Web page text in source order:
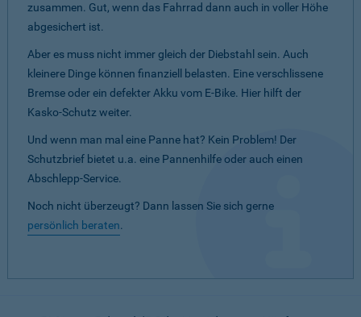
zusammen. Gut, wenn das Fahrrad dann auch in voller Höhe
abgesichert ist.
Aber es muss nicht immer gleich der Diebstahl sein. Auch
kleinere Dinge können finanziell belasten. Eine verschlissene
Bremse oder ein defekter Akku vom E-Bike. Hier hilft der
Kasko-Schutz weiter.
Und wenn man mal eine Panne hat? Kein Problem! Der
Schutzbrief bietet u.a. eine Pannenhilfe oder auch einen
Abschlepp-Service.
Noch nicht überzeugt? Dann lassen Sie sich gerne
persönlich beraten.